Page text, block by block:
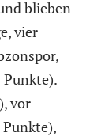
blieben
vier
vor
Punkte),